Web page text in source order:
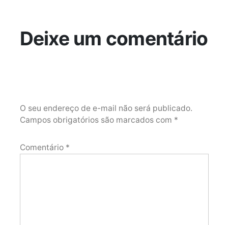
Deixe um comentário
O seu endereço de e-mail não será publicado.
Campos obrigatórios são marcados com *
Comentário *